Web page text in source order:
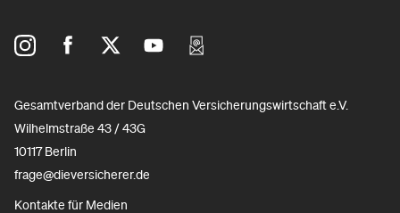
Gesamtverband der Deutschen Versicherungswirtschaft e.V.
Wilhelmstraße 43 / 43G
10117 Berlin
frage@dieversicherer.de
Kontakte für Medien